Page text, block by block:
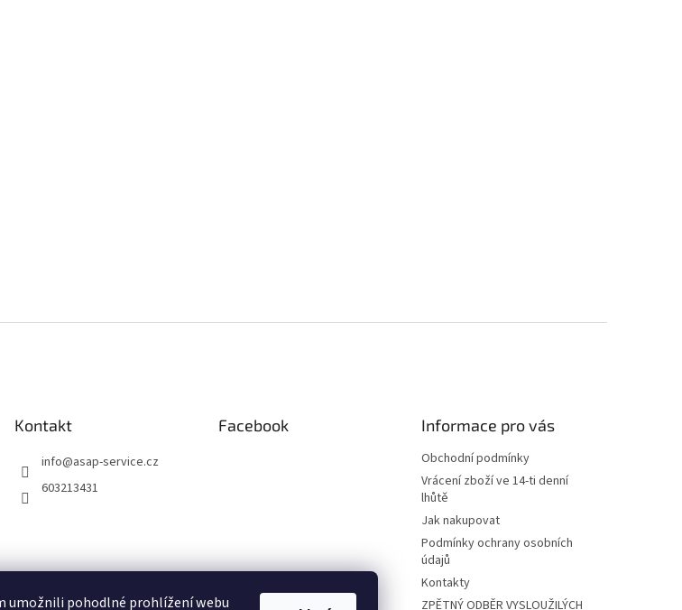
umožnili pohodlné prohlížení webu
Kontakt
info@asap-service.cz
603213431
Facebook Informace pro vás
Obchodní podmínky
Vrácení zboží ve 14-ti denní
lhůtě
Jak nakupovat
Podmínky ochrany osobních
údajů
Kontakty
ZPĚTNÝ ODBĚR VYSLOUŽILÝCH